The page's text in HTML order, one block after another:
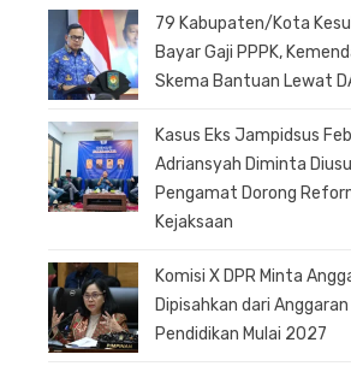
79 Kabupaten/Kota
Bayar Gaji PPPK,
Skema Bantuan Lewat
Kasus Eks Jampidsus
Adriansyah Diminta
Pengamat Dorong
Kejaksaan
Komisi X DPR Minta
Dipisahkan dari Anggaran
Pendidikan Mulai 2027